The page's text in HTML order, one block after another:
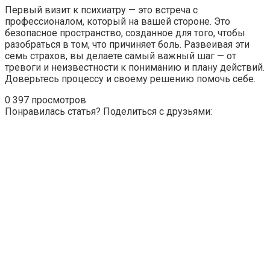
Первый визит к психиатру — это встреча с
профессионалом, который на вашей стороне. Это
безопасное пространство, созданное для того, чтобы
разобраться в том, что причиняет боль. Развеивая эти
семь страхов, вы делаете самый важный шаг — от
тревоги и неизвестности к пониманию и плану действий.
Доверьтесь процессу и своему решению помочь себе.
0 397 просмотров
Понравилась статья? Поделиться с друзьями: